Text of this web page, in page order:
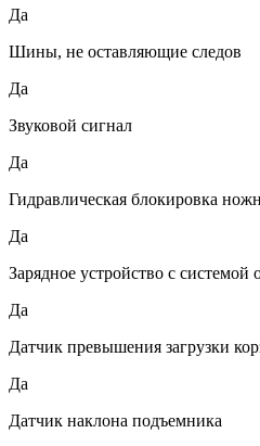
Да
Шины, не оставляющие следов
Да
Звуковой сигнал
Да
Гидравлическая блокировка
Да
Зарядное устройство с системой
Да
Датчик превышения загрузки
Да
Датчик наклона подъемника